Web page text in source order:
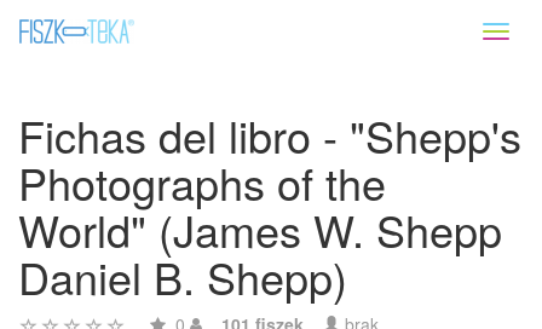
Fichas del libro - "Shepp's
Photographs of the
World" (James W. Shepp
Daniel B. Shepp)
0 101 fiszek brak